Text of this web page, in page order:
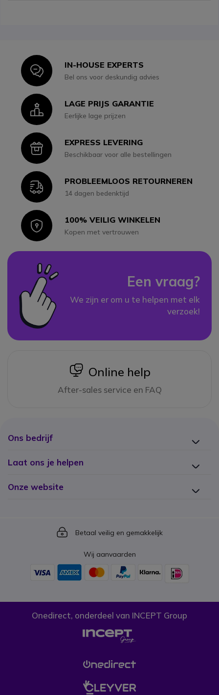
IconIN-HOUSE EXPERTS
Bel ons voor deskundig advies
IconLAGE PRIJS GARANTIE
Eerlijke lage prijzen
IconEXPRESS LEVERING
Beschikbaar voor alle bestellingen
IconPROBLEEMLOOS RETOURNEREN
14 dagen bedenktijd
Icon100% VEILIG WINKELEN
Kopen met vertrouwen
Een vraag?
We zijn er om u te helpen met elk
verzoek!
icon
Online help
After-sales service en FAQ
Ons bedrijf
Laat ons je helpen
Onze website
Icon
Betaal veilig en gemakkelijk
Wij aanvaarden
Onedirect, onderdeel van INCEPT Group